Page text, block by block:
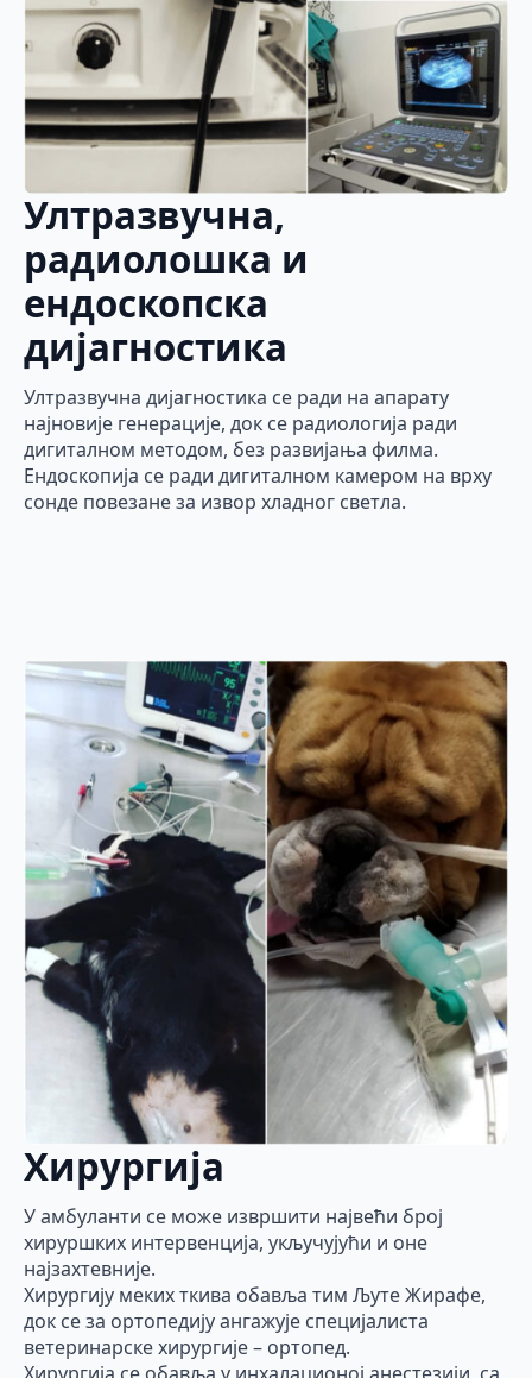
Ултразвучна,
радиолошка и
ендоскопска
дијагностика
Ултразвучна дијагностика се ради на апарату
најновије генерације, док се радиологија ради
дигиталном методом, без развијања филма.
Ендоскопија се ради дигиталном камером на врху
сонде повезане за извор хладног светла.
Хирургија
У амбуланти се може извршити највећи број
хируршких интервенција, укључујући и оне
најзахтевније.
Хирургију меких ткива обавља тим Љуте Жирафе,
док се за ортопедију ангажује специјалиста
ветеринарске хирургије – ортопед.